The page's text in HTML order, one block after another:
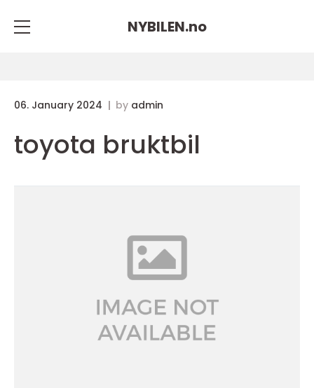
NYBILEN.no
06. January 2024 by admin
toyota bruktbil